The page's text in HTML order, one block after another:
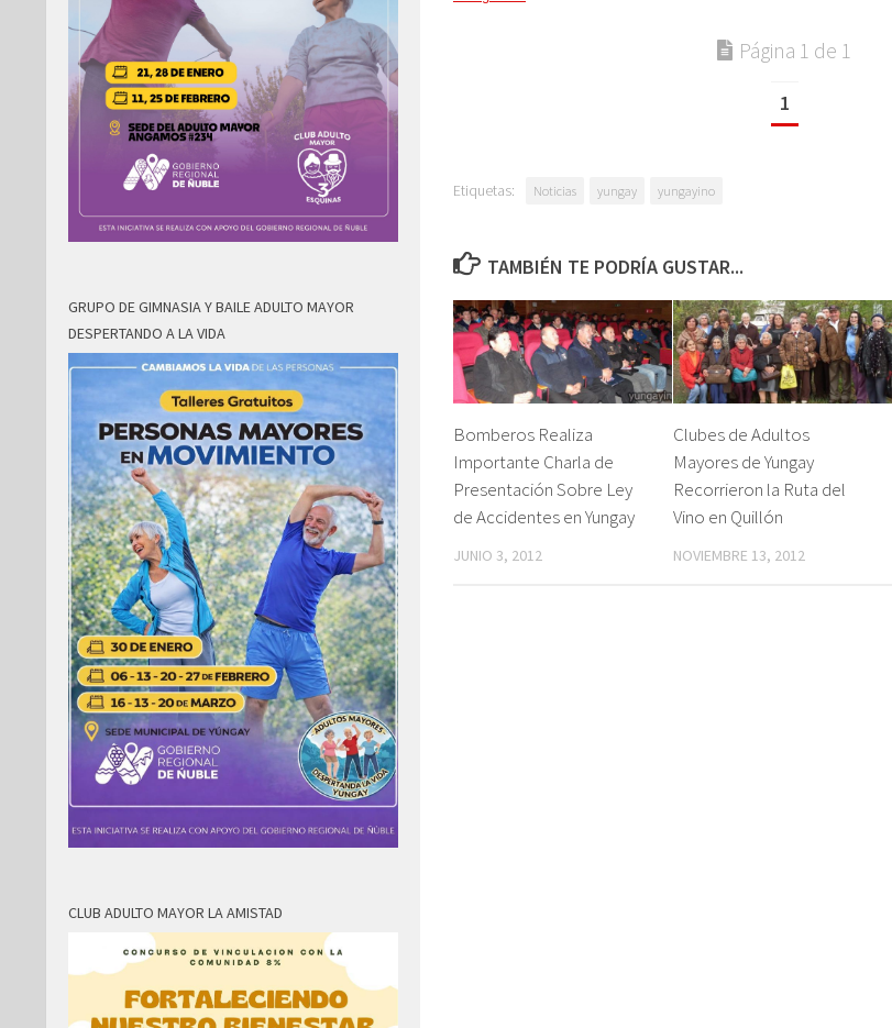
Página 1 de 1
1
Etiquetas: Noticias yungay yungayino
TAMBIÉN TE PODRÍA GUSTAR...
Bomberos Realiza
Importante Charla de
Presentación Sobre Ley
de Accidentes en Yungay
JUNIO 3, 2012
Clubes de Adultos
Mayores de Yungay
Recorrieron la Ruta del
Vino en Quillón
NOVIEMBRE 13, 2012
GRUPO DE GIMNASIA Y BAILE ADULTO MAYOR
DESPERTANDO A LA VIDA
CLUB ADULTO MAYOR LA AMISTAD